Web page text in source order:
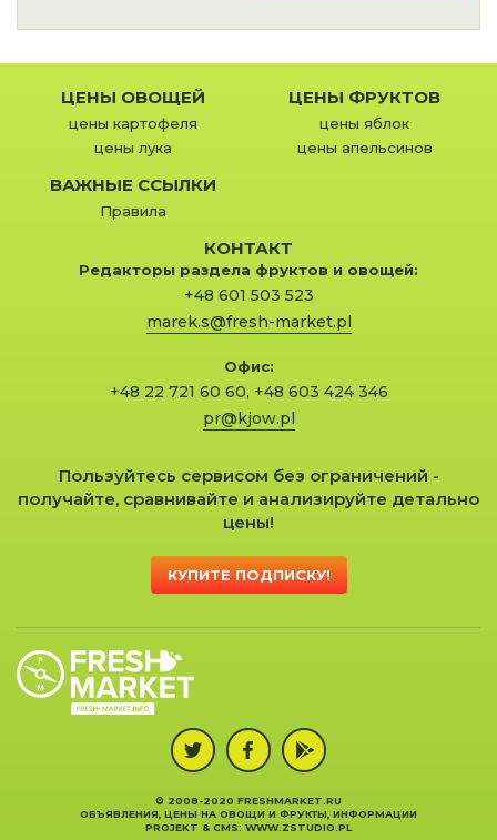
ЦЕНЫ ОВОЩЕЙ
цены картофеля
цены лука
ЦЕНЫ ФРУКТОВ
цены яблок
цены апельсинов
ВАЖНЫЕ ССЫЛКИ
Правила
КОНТАКТ
Редакторы раздела фруктов и овощей:
+48 601 503 523
marek.s@fresh-market.pl
Офис:
+48 22 721 60 60, +48 603 424 346
pr@kjow.pl
Пользуйтесь сервисом без ограничений -
получайте, сравнивайте и анализируйте детально
цены!
КУПИТЕ ПОДПИСКУ!
© 2008-2020 FRESHMARKET.RU
ОБЪЯВЛЕНИЯ, ЦЕНЫ НА ОВОЩИ И ФРУКТЫ, ИНФОРМАЦИИ
PROJEKT & CMS: WWW.ZSTUDIO.PL